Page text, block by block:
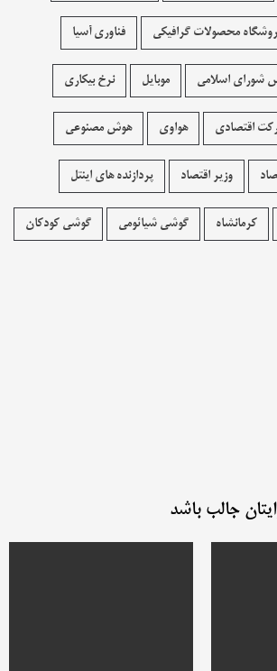
محصولات گرافيکی فناوری آسیا
شورای اسلامی موبایل نرخ بیکاری
اقتصادی هواوی هوش مصنوعی
وزیر اقتصاد پردازنده های اینتل
کرمانشاه گوشی شیائومی گوشی کودکان
جالب باشد